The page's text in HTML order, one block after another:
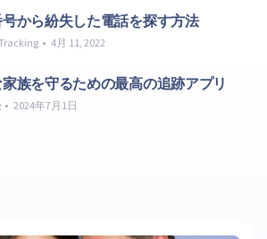
から紛失した電話を探す方法
4月 11, 2022
族を守るための最高の追跡アプリ
2024年7月1日